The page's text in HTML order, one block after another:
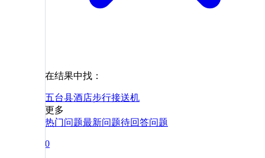
在结果中找：
五台县酒店步行接送机
更多
热门问题最新问题待回答问题
0